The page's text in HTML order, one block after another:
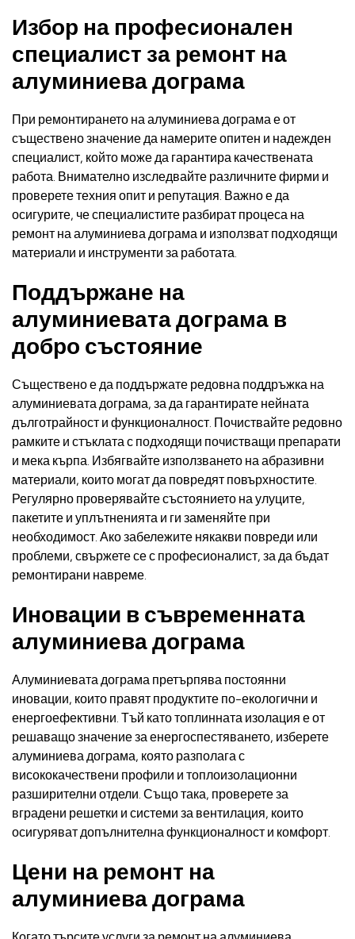
Избор на професионален
специалист за ремонт на
алуминиева дограма
При ремонтирането на алуминиева дограма е от
съществено значение да намерите опитен и надежден
специалист, който може да гарантира качествената
работа. Внимателно изследвайте различните фирми и
проверете техния опит и репутация. Важно е да
осигурите, че специалистите разбират процеса на
ремонт на алуминиева дограма и използват подходящи
материали и инструменти за работата.
Поддържане на
алуминиевата дограма в
добро състояние
Съществено е да поддържате редовна поддръжка на
алуминиевата дограма, за да гарантирате нейната
дълготрайност и функционалност. Почиствайте редовно
рамките и стъклата с подходящи почистващи препарати
и мека кърпа. Избягвайте използването на абразивни
материали, които могат да повредят повърхностите.
Регулярно проверявайте състоянието на улуците,
пакетите и уплътненията и ги заменяйте при
необходимост. Ако забележите някакви повреди или
проблеми, свържете се с професионалист, за да бъдат
ремонтирани навреме.
Иновации в съвременната
алуминиева дограма
Алуминиевата дограма претърпява постоянни
иновации, които правят продуктите по-екологични и
енергоефективни. Тъй като топлинната изолация е от
решаващо значение за енергоспестяването, изберете
алуминиева дограма, която разполага с
висококачествени профили и топлоизолационни
разширителни отдели. Също така, проверете за
вградени решетки и системи за вентилация, които
осигуряват допълнителна функционалност и комфорт.
Цени на ремонт на
алуминиева дограма